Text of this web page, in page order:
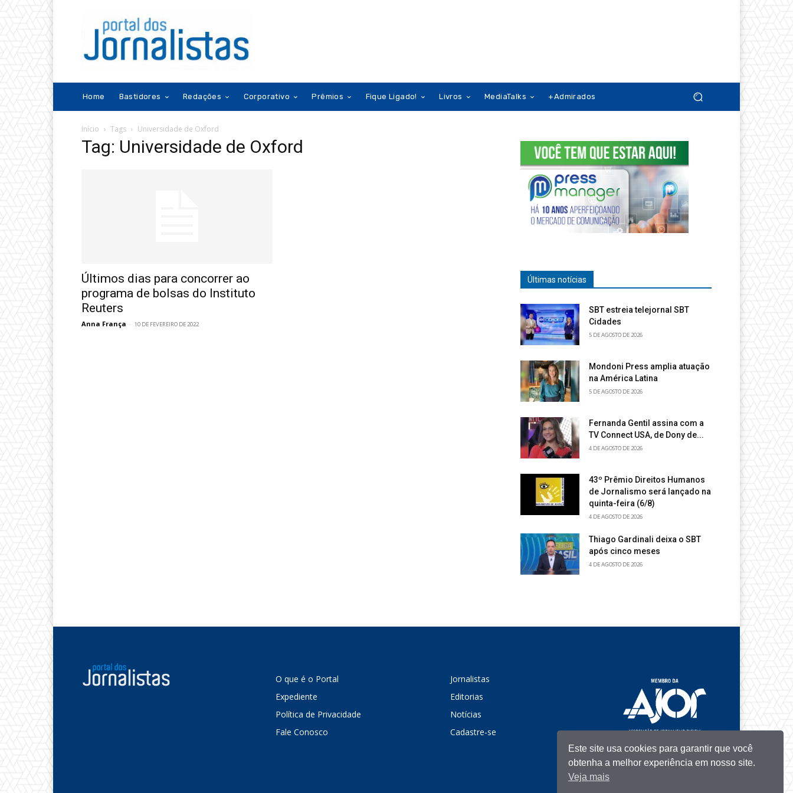
Home Bastidores Redações Corporativo Prêmios Fique Ligado! Livros MediaTalks +Admirados
Início Tags Universidade de Oxford
Tag: Universidade de Oxford
Últimos dias para concorrer ao
programa de bolsas do Instituto
Reuters
Anna França - 10 DE FEVEREIRO DE 2022
Últimas notícias
SBT estreia telejornal SBT
Cidades
5 DE AGOSTO DE 2026
Mondoni Press amplia atuação
na América Latina
5 DE AGOSTO DE 2026
Fernanda Gentil assina com a
TV Connect USA, de Dony de...
4 DE AGOSTO DE 2026
43º Prêmio Direitos Humanos
de Jornalismo será lançado na
quinta-feira (6/8)
4 DE AGOSTO DE 2026
Thiago Gardinali deixa o SBT
após cinco meses
4 DE AGOSTO DE 2026
O que é o Portal
Expediente
Política de Privacidade
Fale Conosco
Jornalistas
Editorias
Notícias
Cadastre-se
Este site usa cookies para garantir que você
obtenha a melhor experiência em nosso site.
Veja mais